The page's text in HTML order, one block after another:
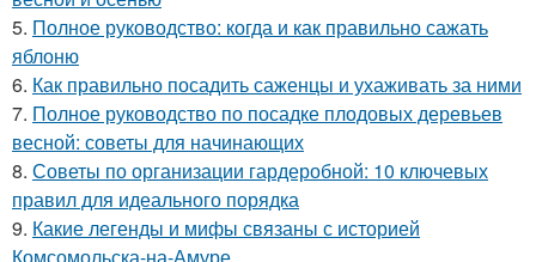
5. Полное руководство: когда и как правильно сажать
яблоню
6. Как правильно посадить саженцы и ухаживать за ними
7. Полное руководство по посадке плодовых деревьев
весной: советы для начинающих
8. Советы по организации гардеробной: 10 ключевых
правил для идеального порядка
9. Какие легенды и мифы связаны с историей
Комсомольска-на-Амуре